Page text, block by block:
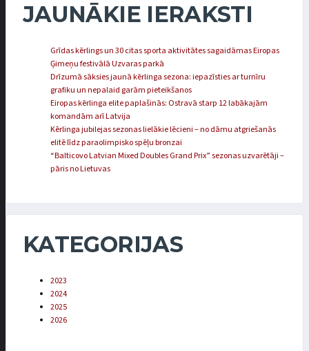
JAUNĀKIE IERAKSTI
Grīdas kērlings un 30 citas sporta aktivitātes sagaidāmas Eiropas
Ģimeņu festivālā Uzvaras parkā
Drīzumā sāksies jaunā kērlinga sezona: iepazīsties ar turnīru
grafiku un nepalaid garām pieteikšanos
Eiropas kērlinga elite paplašinās: Ostravā starp 12 labākajām
komandām arī Latvija
Kērlinga jubilejas sezonas lielākie lēcieni – no dāmu atgriešanās
elitē līdz paraolimpisko spēļu bronzai
“Balticovo Latvian Mixed Doubles Grand Prix” sezonas uzvarētāji –
pāris no Lietuvas
KATEGORIJAS
2023
2024
2025
2026